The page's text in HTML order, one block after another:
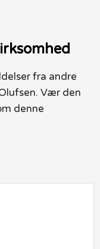
fra andre
Vær den
denne